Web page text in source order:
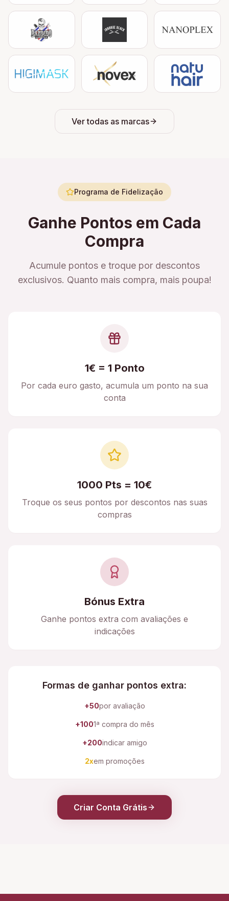
Ver todas as marcas
Programa de Fidelização
Ganhe Pontos em Cada
Compra
Acumule pontos e troque por descontos
exclusivos. Quanto mais compra, mais poupa!
1€ = 1 Ponto
Por cada euro gasto, acumula um ponto na sua
conta
1000 Pts = 10€
Troque os seus pontos por descontos nas suas
compras
Bónus Extra
Ganhe pontos extra com avaliações e
indicações
Formas de ganhar pontos extra:
+50por avaliação
+1001ª compra do mês
+200indicar amigo
2xem promoções
Criar Conta Grátis